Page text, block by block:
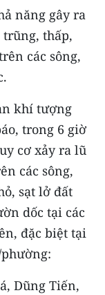
năng gây ra
thấp,
các sông,
khí tượng
trong 6 giờ
cơ xảy ra lũ
các sông,
sạt lở đất
dốc tại các
đặc biệt tại
Dũng Tiến,